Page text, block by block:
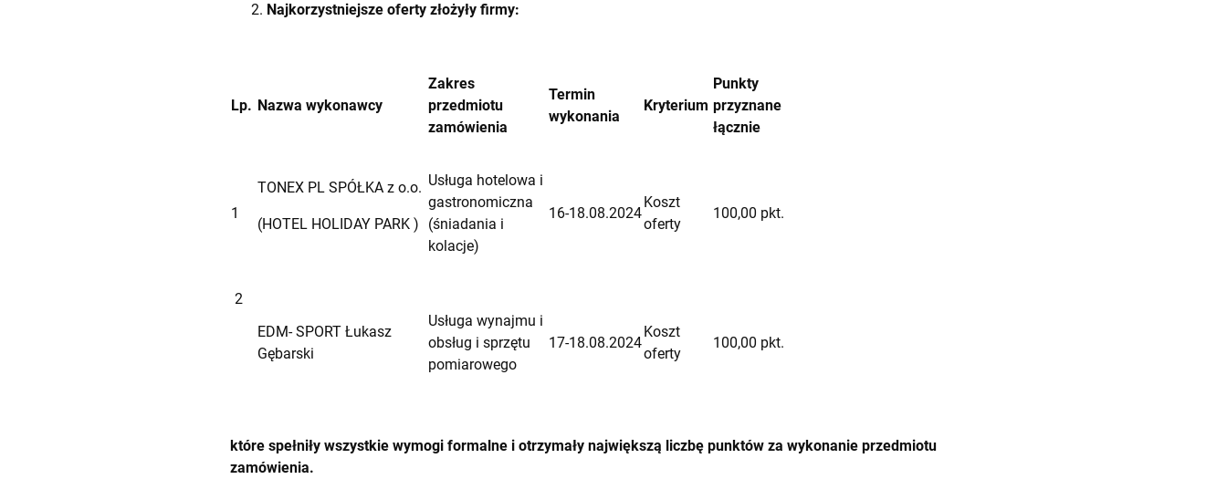
Najkorzystniejsze oferty złożyły firmy:
Lp. Nazwa wykonawcy
Zakres
przedmiotu
zamówienia
Termin
wykonania
Kryterium
Punkty
przyznane
łącznie
1
TONEX PL SPÓŁKA z o.o.
(HOTEL HOLIDAY PARK )
Usługa hotelowa i
gastronomiczna
(śniadania i
kolacje)
16-18.08.2024
Koszt
oferty
100,00 pkt.
2
EDM- SPORT Łukasz
Gębarski
Usługa wynajmu i
obsług i sprzętu
pomiarowego
17-18.08.2024
Koszt
oferty
100,00 pkt.
które spełniły wszystkie wymogi formalne i otrzymały największą liczbę punktów za wykonanie przedmiotu
zamówienia.